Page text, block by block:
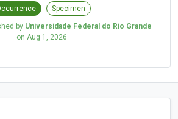
Specimen
by Universidade Federal do Rio Grande
on Aug 1, 2026